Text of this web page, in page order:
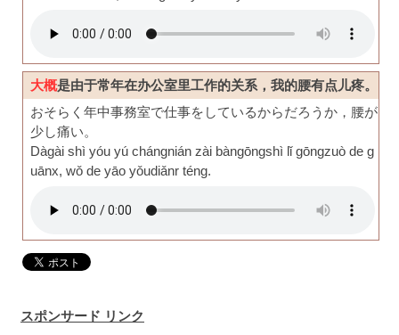
大概是由于常年在办公室里工作的关系，我的腰有点儿疼。
おそらく年中事務室で仕事をしているからだろうか，腰が
少し痛い。
Dàgài shì yóu yú chángnián zài bàngōngshì lǐ gōngzuò de g
uānx, wǒ de yāo yǒudiǎnr téng.
スポンサード リンク